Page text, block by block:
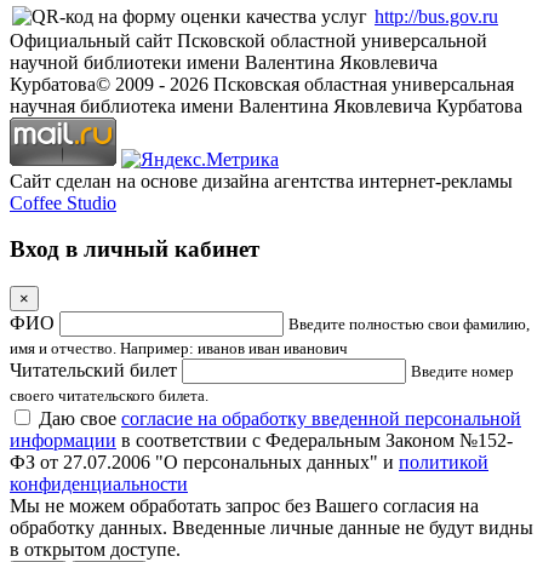
http://bus.gov.ru
Официальный сайт Псковской областной универсальной
научной библиотеки имени Валентина Яковлевича
Курбатова© 2009 - 2026 Псковская областная универсальная
научная библиотека имени Валентина Яковлевича Курбатова
Сайт сделан на основе дизайна агентства интернет-рекламы
Coffee Studio
Вход в личный кабинет
×
ФИО
Введите полностью свои фамилию,
имя и отчество. Например: иванов иван иванович
Читательский билет
Введите номер
своего читательского билета.
Даю свое согласие на обработку введенной персональной
информации в соответствии с Федеральным Законом №152-
ФЗ от 27.07.2006 "О персональных данных" и политикой
конфиденциальности
Мы не можем обработать запрос без Вашего согласия на
обработку данных. Введенные личные данные не будут видны
в открытом доступе.